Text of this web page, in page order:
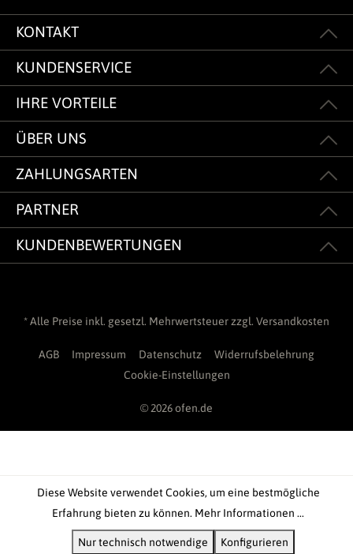
KONTAKT
KUNDENSERVICE
IHRE VORTEILE
ÜBER UNS
ZAHLUNGSARTEN
PARTNER
KUNDENBEWERTUNGEN
* Alle Preise inkl. gesetzl. Mehrwertsteuer zzgl. Versandkosten
AGB Impressum Datenschutz
Widerrufsbelehrung
Cookie-Einstellungen
© 2026 ofen.de
Diese Website verwendet Cookies, um eine bestmögliche
Erfahrung bieten zu können. Mehr Informationen ...
Nur technisch notwendige Konfigurieren